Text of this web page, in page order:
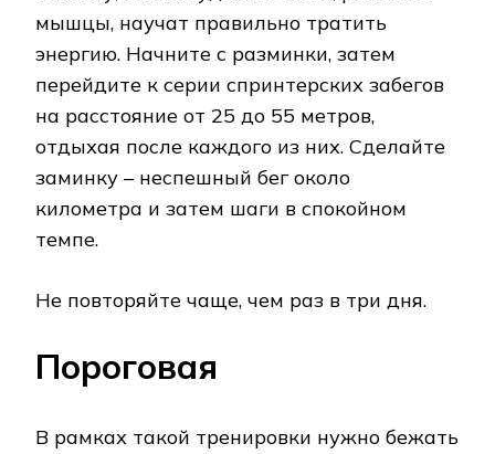
мышцы, научат правильно тратить
энергию. Начните с разминки, затем
перейдите к серии спринтерских забегов
на расстояние от 25 до 55 метров,
отдыхая после каждого из них. Сделайте
заминку – неспешный бег около
километра и затем шаги в спокойном
темпе.
Не повторяйте чаще, чем раз в три дня.
Пороговая
В рамках такой тренировки нужно бежать